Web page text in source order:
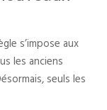
s’impose aux
les anciens
seuls les